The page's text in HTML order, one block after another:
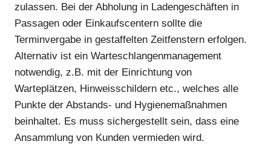
zulassen. Bei der Abholung in Ladengeschäften in
Passagen oder Einkaufscentern sollte die
Terminvergabe in gestaffelten Zeitfenstern erfolgen.
Alternativ ist ein Warteschlangenmanagement
notwendig, z.B. mit der Einrichtung von
Warteplätzen, Hinweisschildern etc., welches alle
Punkte der Abstands- und Hygienemaßnahmen
beinhaltet. Es muss sichergestellt sein, dass eine
Ansammlung von Kunden vermieden wird.